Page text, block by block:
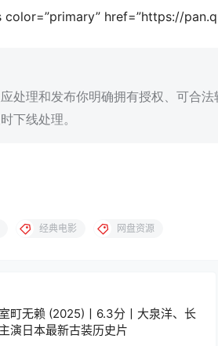
href=”https://
处理和发布你明确拥有授权、可合
下线处理。
经典电影 网盘资源
町无赖 (2025)丨6.3分丨大泉洋、长
演日本最新古装历史片